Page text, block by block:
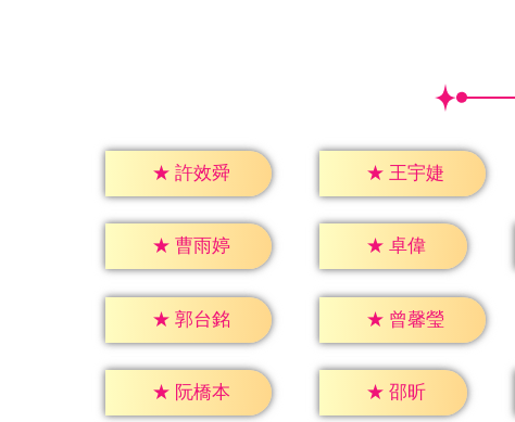
★ 許效舜 ★ 王宇婕
★ 曹雨婷 ★ 卓偉
★ 郭台銘 ★ 曾馨瑩
★ 阮橋本 ★ 邵昕